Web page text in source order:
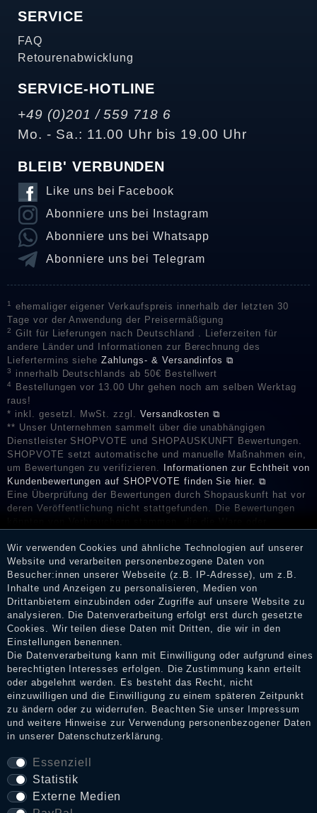
SERVICE
FAQ
Retourenabwicklung
SERVICE-HOTLINE
+49 (0)201 / 559 718 6
Mo. - Sa.: 11.00 Uhr bis 19.00 Uhr
BLEIB' VERBUNDEN
Like uns bei Facebook
Abonniere uns bei Instagram
Abonniere uns bei Whatsapp
Abonniere uns bei Telegram
1
ehemaliger eigener Verkaufspreis innerhalb der letzten 30
Tage vor der Anwendung der Preisermäßigung
2
Gilt für Lieferungen nach Deutschland . Lieferzeiten für
andere Länder und Informationen zur Berechnung des
Liefertermins sieheZahlungs- & Versandinfos ⧉
3 innerhalb Deutschlands ab 50€ Bestellwert
4
Bestellungen vor 13.00 Uhr gehen noch am selben Werktag
raus!
* inkl. gesetzl. MwSt. zzgl. Versandkosten ⧉
** Unser Unternehmen sammelt über die unabhängigen
Dienstleister SHOPVOTE und SHOPAUSKUNFT Bewertungen.
SHOPVOTE setzt automatische und manuelle Maßnahmen ein,
um Bewertungen zu verifizieren.
Informationen zur Echtheit von
Kundenbewertungen auf SHOPVOTE finden Sie hier. ⧉
Eine Überprüfung der Bewertungen durch Shopauskunft hat vor
deren Veröffentlichung nicht stattgefunden. Die Bewertungen
Erhalt einer Benachrichtigungs-E-Mail können Händler die
Bewertungen verifizieren und über die erfolgte Verifizierung im
Shop informieren.
Impressum
Daten­schutz­erklärung
AGB
Widerrufs­recht
Wir verwenden Cookies und ähnliche Technologien auf unserer
Website und verarbeiten personenbezogene Daten von
Besucher:innen unserer Webseite (z.B. IP-Adresse), um z.B.
Inhalte und Anzeigen zu personalisieren, Medien von
Drittanbietern einzubinden oder Zugriffe auf unsere Website zu
analysieren. Die Datenverarbeitung erfolgt erst durch gesetzte
Cookies. Wir teilen diese Daten mit Dritten, die wir in den
Einstellungen benennen.
Die Datenverarbeitung kann mit Einwilligung oder aufgrund eines
berechtigten Interesses erfolgen. Die Zustimmung kann erteilt
oder abgelehnt werden. Es besteht das Recht, nicht
einzuwilligen und die Einwilligung zu einem späteren Zeitpunkt
zu ändern oder zu widerrufen. Beachten Sie unser
Impressum
und weitere Hinweise zur Verwendung personenbezogener Daten
in unserer Daten­schutz­erklärung.
Essenziell
Statistik
Externe Medien